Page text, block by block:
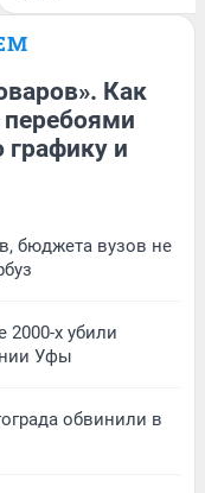
Как
графику и
бюджета вузов не
2000-х убили
Уфы
обвинили в